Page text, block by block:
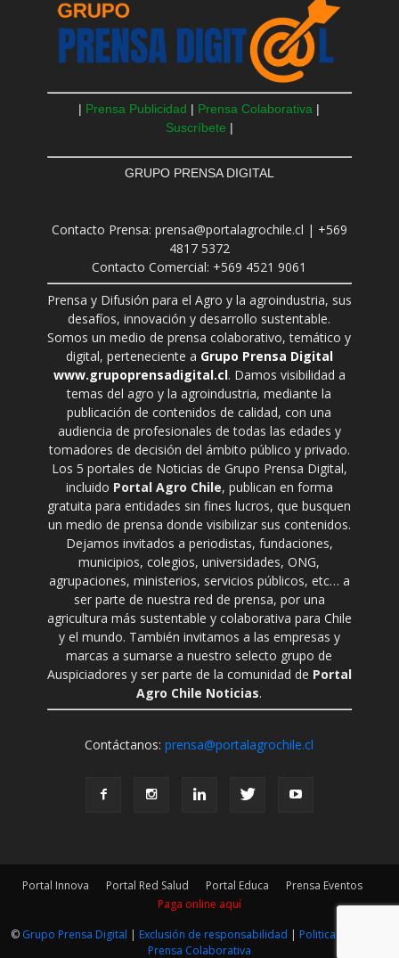
| Prensa Publicidad | Prensa Colaborativa |
Suscríbete |
GRUPO PRENSA DIGITAL
Contacto Prensa: prensa@portalagrochile.cl | +569
4817 5372
Contacto Comercial: +569 4521 9061
Prensa y Difusión para el Agro y la agroindustria, sus
desafíos, innovación y desarrollo sustentable.
Somos un medio de prensa colaborativo, temático y
digital, perteneciente a Grupo Prensa Digital
www.grupoprensadigital.cl. Damos visibilidad a
temas del agro y la agroindustria, mediante la
publicación de contenidos de calidad, con una
audiencia de profesionales de todas las edades y
tomadores de decisión del ámbito público y privado.
Los 5 portales de Noticias de Grupo Prensa Digital,
incluido Portal Agro Chile, publican en forma
gratuita para entidades sin fines lucros, que busquen
un medio de prensa donde visibilizar sus contenidos.
Dejamos invitados a periodistas, fundaciones,
municipios, colegios, universidades, ONG,
agrupaciones, ministerios, servicios públicos, etc… a
ser parte de nuestra red de prensa, por una
agricultura más sustentable y colaborativa para Chile
y el mundo. También invitamos a las empresas y
marcas a sumarse a nuestro selecto grupo de
Auspiciadores y ser parte de la comunidad de Portal
Agro Chile Noticias.
Contáctanos:prensa@portalagrochile.cl
Portal Innova Portal Red Salud Portal Educa
Prensa Eventos
Paga online aquí
© Grupo Prensa Digital | Exclusión de responsabilidad | Politica Editorial
Prensa Colaborativa